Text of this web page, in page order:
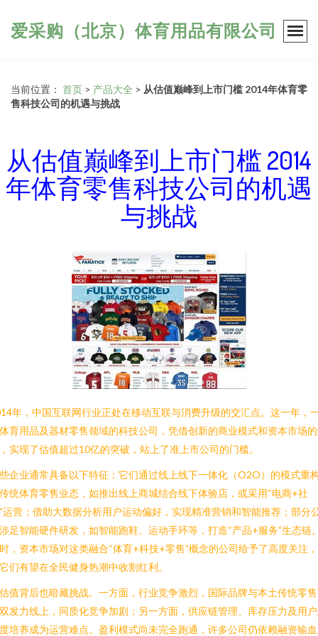
爱采购（北京）体育用品有限公司
当前位置： 首页 > 产品大全 > 从估值巅峰到上市门槛 2014年体育零
售科技公司的机遇与挑战
从估值巅峰到上市门槛 2014
年体育零售科技公司的机遇
与挑战
年，中国互联网行业正处在移动互联与消费升级的交汇点。这一年，
育用品及器材零售领域的科技公司，凭借创新的商业模式和资本市场
实现了估值超过10亿的突破，站上了准上市公司的门槛。
企业通常具备以下特征：它们通过线上线下一体化（O2O）的模式重
统体育零售业态，如推出线上商城结合线下体验店，或采用“电商+社
运营；借助大数据分析用户运动偏好，实现精准营销和智能推荐；部分
足智能硬件研发，如智能跑鞋、运动手环等，打造“产品+服务”生态链
，资本市场对这类融合“体育+科技+零售”概念的公司给予了高度关注
们有望在全民健身热潮中收割红利。
值背后也暗藏挑战。一方面，行业竞争激烈，国际品牌与本土传统零
发力线上，同质化竞争加剧；另一方面，供应链管理、库存压力及用
培养成为运营难点。盈利模式尚未完全跑通，许多公司仍依赖融资输